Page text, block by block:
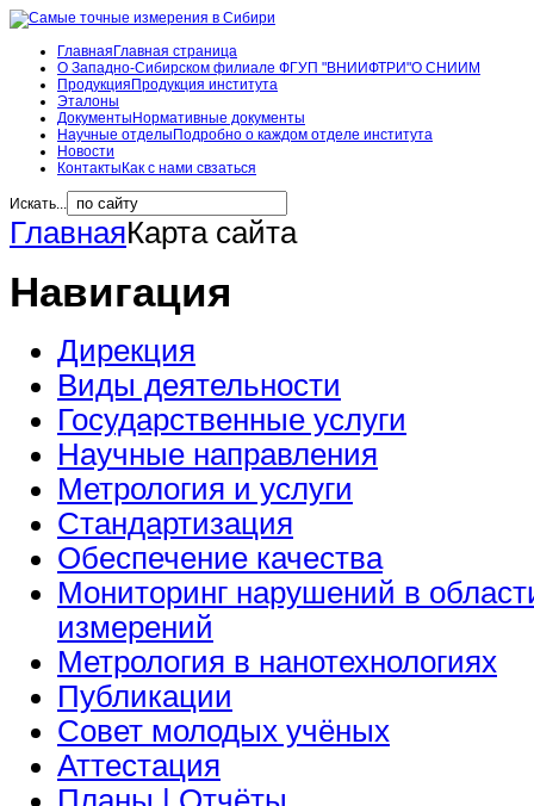
Главная Главная страница
О Западно-Сибирском филиале ФГУП "ВНИИФТРИ"О СНИИМ
Продукция Продукция института
Эталоны
Документы Нормативные документы
Научные отделы Подробно о каждом отделе института
Новости
Контакты Как с нами свзаться
Искать...
ГлавнаяКарта сайта
Навигация
Дирекция
Виды деятельности
Государственные услуги
Научные направления
Метрология и услуги
Стандартизация
Обеспечение качества
Мониторинг нарушений в
измерений
Метрология в нанотехнологиях
Публикации
Совет молодых учёных
Аттестация